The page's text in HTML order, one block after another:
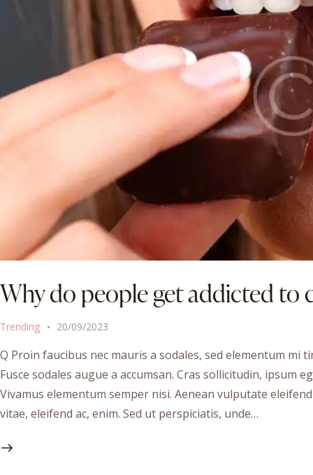
Why do people get addicted to
Trending 20/09/2023
Q Proin faucibus nec mauris a sodales, sed elementum mi
Fusce sodales augue a accumsan. Cras sollicitudin, ipsum
Vivamus elementum semper nisi. Aenean vulputate
vitae, eleifend ac, enim. Sed ut perspiciatis, unde…